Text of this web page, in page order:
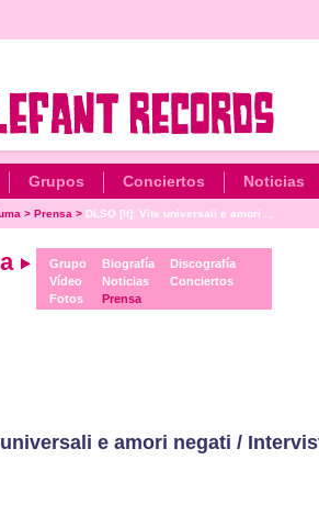
Grupos Conciertos Noticias
> Prensa > DLSO [It]: Vite universali e amori ...
Grupo
Vídeo
Fotos
Biografía
Noticias
Prensa
Discografía
Conciertos
e amori negati /